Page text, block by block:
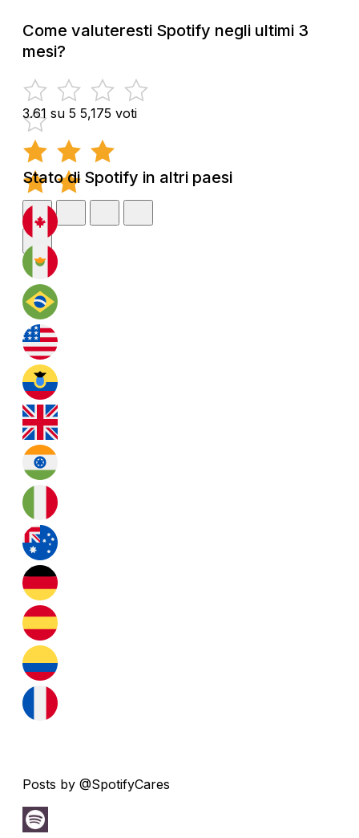
Come valuteresti Spotify negli ultimi 3
mesi?
3.61 su 5 5,175 voti
Stato di Spotify in altri paesi
Posts by @SpotifyCares